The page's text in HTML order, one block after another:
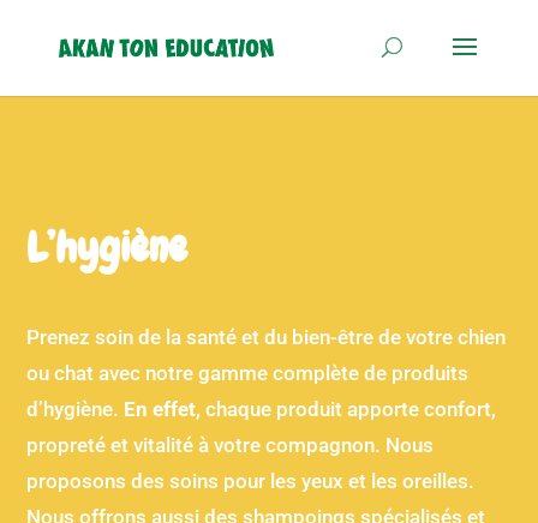
L’hygiène
Prenez soin de la santé et du bien-être de votre chien
ou chat avec notre gamme complète de produits
d’hygiène. En effet, chaque produit apporte confort,
propreté et vitalité à votre compagnon. Nous
proposons des soins pour les yeux et les oreilles.
Nous offrons aussi des shampoings spécialisés et